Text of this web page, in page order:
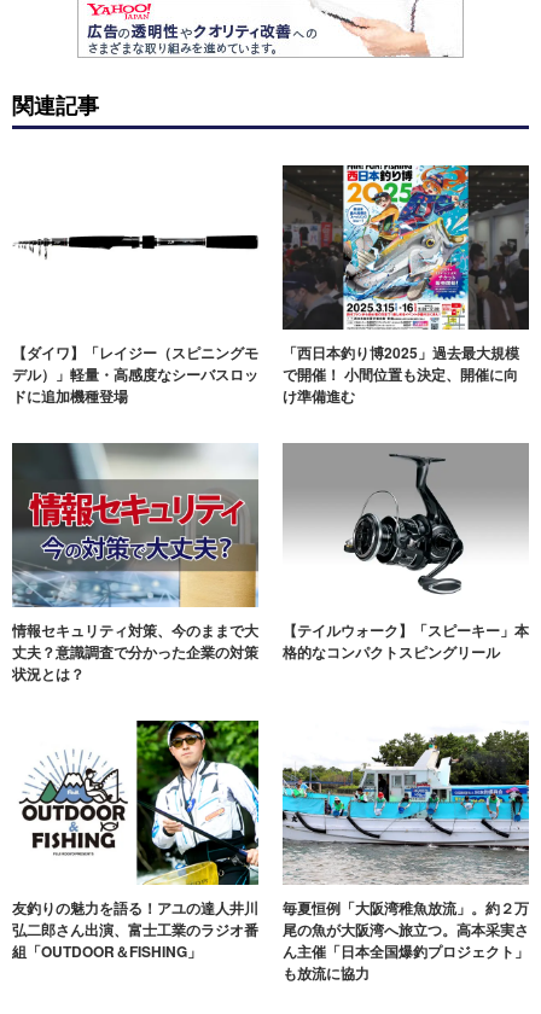
関連記事
【ダイワ】「レイジー（スピニングモ
デル）」軽量・高感度なシーバスロッ
ドに追加機種登場
「西日本釣り博2025」過去最大規模
で開催！ 小間位置も決定、開催に向
け準備進む
情報セキュリティ対策、今のままで大
丈夫？意識調査で分かった企業の対策
状況とは？
【テイルウォーク】「スピーキー」本
格的なコンパクトスピングリール
友釣りの魅力を語る！アユの達人井川
弘二郎さん出演、富士工業のラジオ番
組「OUTDOOR＆FISHING」
毎夏恒例「大阪湾稚魚放流」。約２万
尾の魚が大阪湾へ旅立つ。高本采実さ
ん主催「日本全国爆釣プロジェクト」
も放流に協力